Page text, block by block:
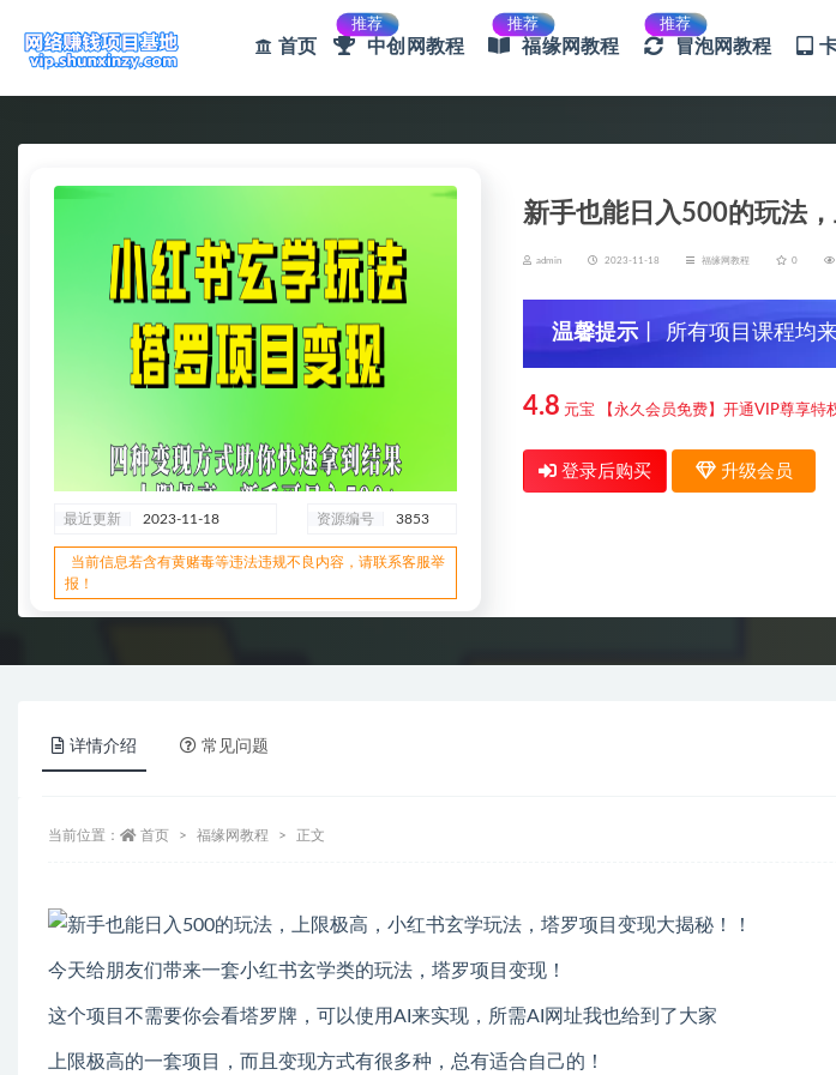
首页
推荐
中创网教程
推荐
福缘网教程
推荐
冒泡网教程
最近更新 2023-11-18 资源编号 3853
当前信息若含有黄赌毒等违法违规不良内容，请联系客服举
报！
新手也能日入500的玩法
admin 2023-11-18 福缘网教程 0
温馨提示 丨 所有项目课程均
信，谨防上当受骗！
4.8 元宝 【永久会员免费】开通VIP尊享特
登录后购买 升级会员
详情介绍 常见问题
当前位置： 首页 福缘网教程 正文
今天给朋友们带来一套小红书玄学类的玩法，塔罗项目变现！
这个项目不需要你会看塔罗牌，可以使用AI来实现，所需AI网址我也给到了大家
上限极高的一套项目，而且变现方式有很多种，总有适合自己的！